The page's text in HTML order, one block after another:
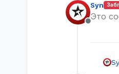
Не в
Syn
Это